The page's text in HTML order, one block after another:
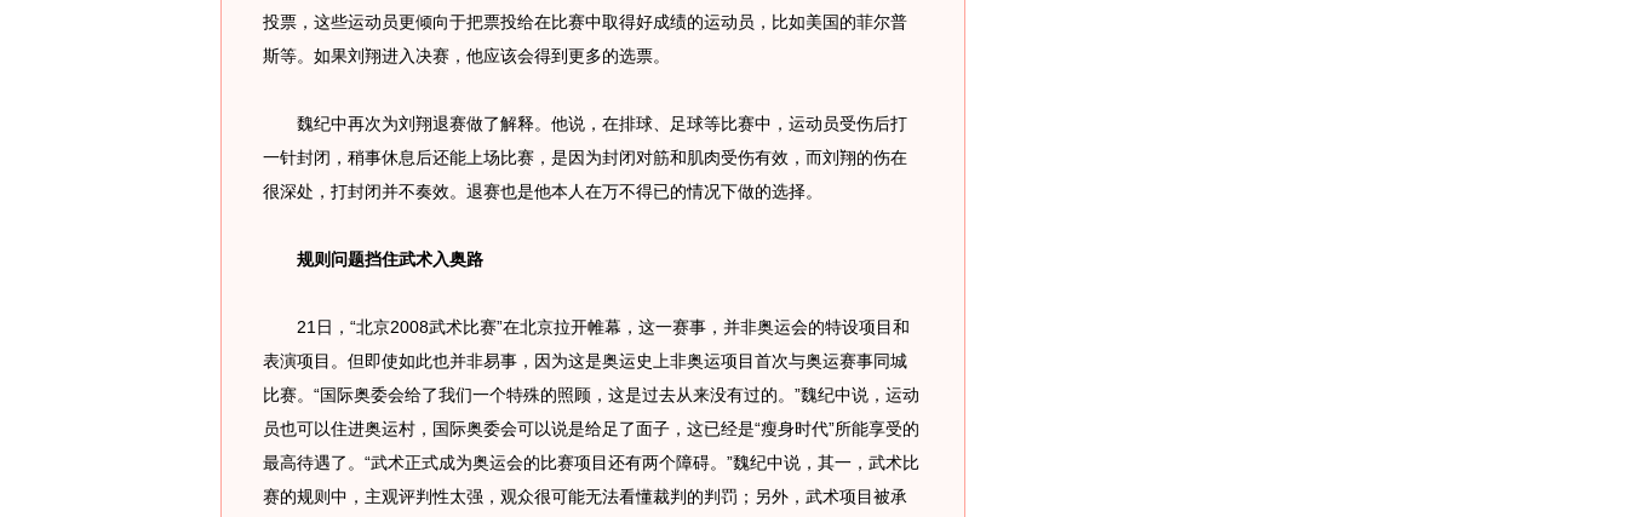
投票，这些运动员更倾向于把票投给在比赛中取得好成绩的运动员，比如美国的菲尔普
斯等。如果刘翔进入决赛，他应该会得到更多的选票。
魏纪中再次为刘翔退赛做了解释。他说，在排球、足球等比赛中，运动员受伤后打
一针封闭，稍事休息后还能上场比赛，是因为封闭对筋和肌肉受伤有效，而刘翔的伤在
很深处，打封闭并不奏效。退赛也是他本人在万不得已的情况下做的选择。
规则问题挡住武术入奥路
21日，“北京2008武术比赛”在北京拉开帷幕，这一赛事，并非奥运会的特设项目和
表演项目。但即使如此也并非易事，因为这是奥运史上非奥运项目首次与奥运赛事同城
比赛。“国际奥委会给了我们一个特殊的照顾，这是过去从来没有过的。”魏纪中说，运动
员也可以住进奥运村，国际奥委会可以说是给足了面子，这已经是“瘦身时代”所能享受的
最高待遇了。“武术正式成为奥运会的比赛项目还有两个障碍。”魏纪中说，其一，武术比
赛的规则中，主观评判性太强，观众很可能无法看懂裁判的判罚；另外，武术项目被承